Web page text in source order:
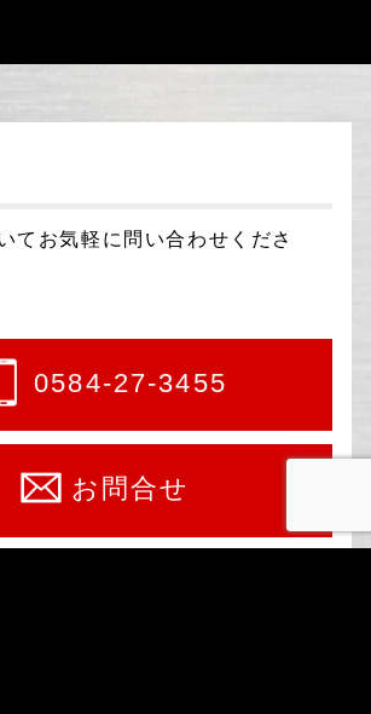
てお気軽に問い合わせくださ
0584-27-3455
お問合せ